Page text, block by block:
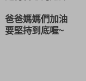
爸爸媽媽們加油
要堅持到底喔~